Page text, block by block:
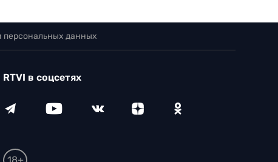
персональных данных
RTVI в соцсетях